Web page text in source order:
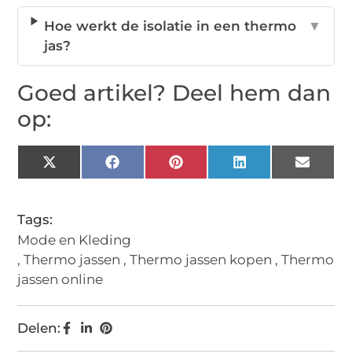
Hoe werkt de isolatie in een thermo
jas?
▼
Goed artikel? Deel hem dan
op:
X
(Twitter)
FacebookPinterestLinkedIn Email
Tags:
Mode en Kleding
,Thermo jassen ,Thermo jassen kopen ,Thermo
jassen online
Delen: